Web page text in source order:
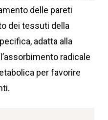
delle pareti
dei tessuti della
adatta alla
radicale
per favorire